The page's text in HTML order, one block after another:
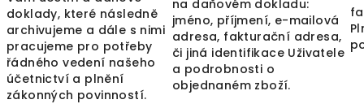
doklady, které následně
archivujeme a dále s nimi
pracujeme pro potřeby
řádného vedení našeho
účetnictví a plnění
zákonných povinností.
na daňovém dokladu:
jméno, příjmení, e-mailová
adresa, fakturační adresa,
či jiná identifikace Uživatele
a podrobnosti o
objednaném zboží.